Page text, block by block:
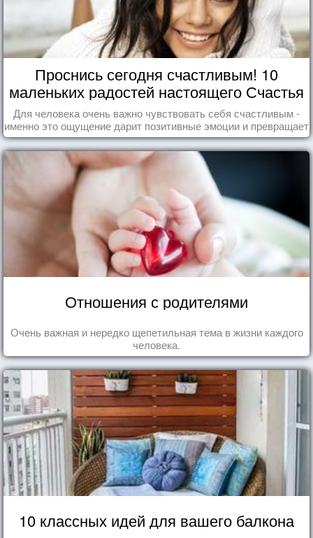
Проснись сегодня счастливым! 10
маленьких радостей настоящего Счастья
Для человека очень важно чувствовать себя счастливым -
именно это ощущение дарит позитивные эмоции и превращает
каждый день в маленький праздник.
Отношения с родителями
Очень важная и нередко щепетильная тема в жизни каждого
человека.
10 классных идей для вашего балкона